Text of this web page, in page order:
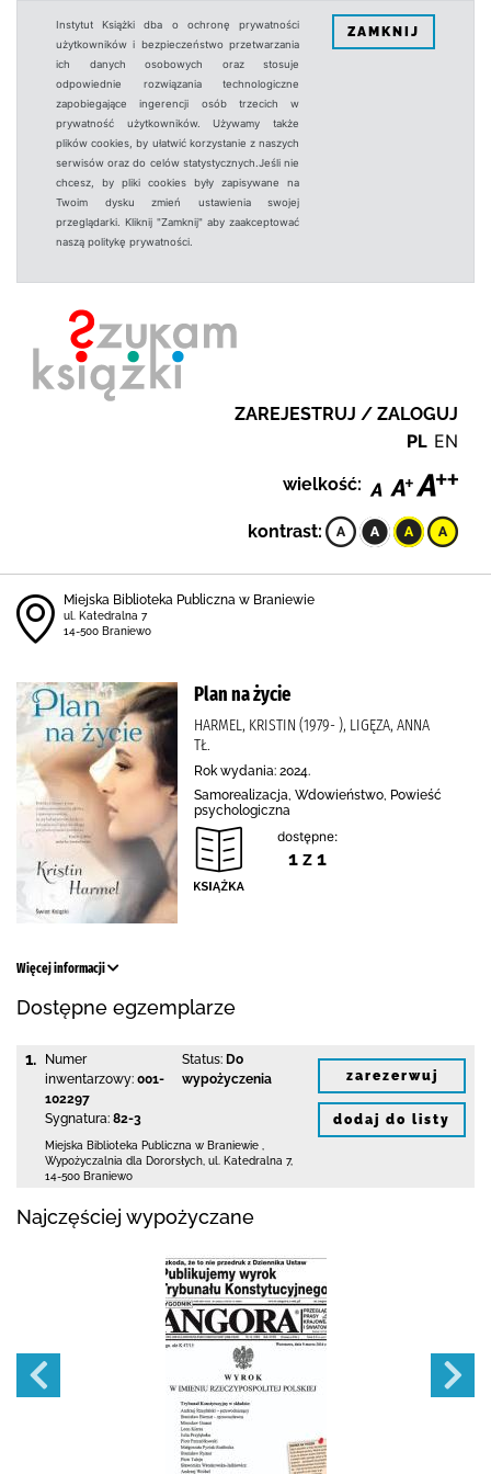
Instytut Książki dba o ochronę prywatności
użytkowników i bezpieczeństwo przetwarzania
ich danych osobowych oraz stosuje
odpowiednie rozwiązania technologiczne
zapobiegające ingerencji osób trzecich w
prywatność użytkowników. Używamy także
plików cookies, by ułatwić korzystanie z naszych
serwisów oraz do celów statystycznych.Jeśli nie
chcesz, by pliki cookies były zapisywane na
Twoim dysku zmień ustawienia swojej
przeglądarki. Kliknij "Zamknij" aby zaakceptować
naszą politykę prywatności.
ZAMKNIJ
ZAREJESTRUJ / ZALOGUJ
PL EN
wielkość:
kontrast:
Miejska Biblioteka Publiczna w Braniewie
ul. Katedralna 7
14-500 Braniewo
Plan na życie
HARMEL, KRISTIN (1979- ), LIGĘZA, ANNA
TŁ.
Rok wydania: 2024.
Samorealizacja, Wdowieństwo, Powieść
psychologiczna
dostępne:
1 z 1
Więcej informacji
Dostępne egzemplarze
1.
Numer
inwentarzowy: 001-
102297
Sygnatura: 82-3
Status: Do
wypożyczenia
Miejska Biblioteka Publiczna w Braniewie
Wypożyczalnia dla Dororsłych, ul. Katedralna 7,
14-500 Braniewo
zarezerwuj
dodaj do listy
Najczęściej wypożyczane